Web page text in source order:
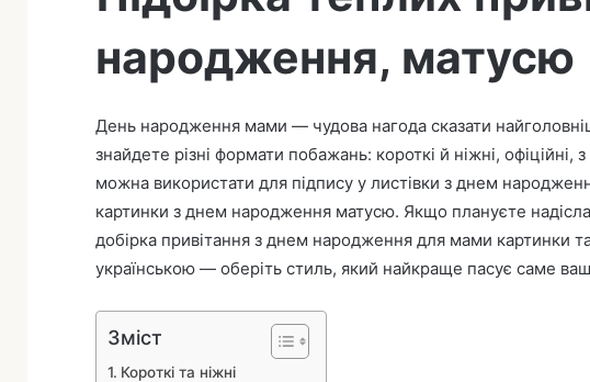
ь
л
е
о
народження, матусю
День народження мами — чудова нагода сказати
знайдете різні формати побажань: короткі й ніжні,
можна використати для підпису у листівки з днем
картинки з днем народження матусю. Якщо плануєте
добірка привітання з днем народження для мами картинки
українською — оберіть стиль, який найкраще пасує саме
Зміст
Короткі та ніжні